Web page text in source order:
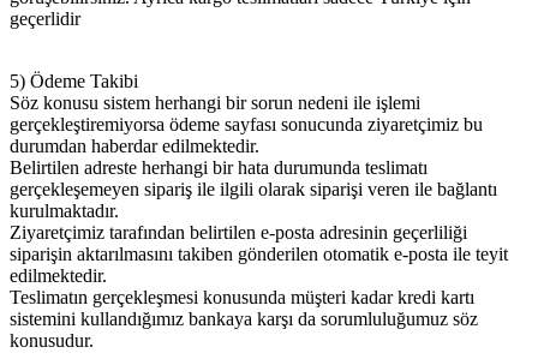
geçerlidir
5) Ödeme Takibi
Söz konusu sistem herhangi bir sorun nedeni ile işlemi
gerçekleştiremiyorsa ödeme sayfası sonucunda ziyaretçimiz bu
durumdan haberdar edilmektedir.
Belirtilen adreste herhangi bir hata durumunda teslimatı
gerçekleşemeyen sipariş ile ilgili olarak siparişi veren ile bağlantı
kurulmaktadır.
Ziyaretçimiz tarafından belirtilen e-posta adresinin geçerliliği
siparişin aktarılmasını takiben gönderilen otomatik e-posta ile teyit
edilmektedir.
Teslimatın gerçekleşmesi konusunda müşteri kadar kredi kartı
sistemini kullandığımız bankaya karşı da sorumluluğumuz söz
konusudur.